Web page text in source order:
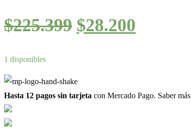
$225.399 El
era:
$225.399.
$28.200
$28.200.
1 disponibles
Hasta 12 pagos sin tarjeta con Mercado Pago. Saber más